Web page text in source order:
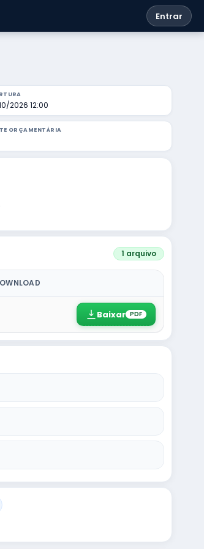
Entrar
2026 12:00
ORÇAMENTÁRIA
1 arquivo
Baixar PDF